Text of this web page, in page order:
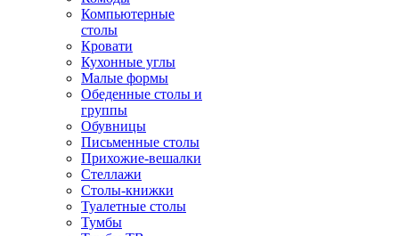
Компьютерные
столы
Кровати
Кухонные углы
Малые формы
Обеденные столы и
группы
Обувницы
Письменные столы
Прихожие-вешалки
Стеллажи
Столы-книжки
Туалетные столы
Тумбы